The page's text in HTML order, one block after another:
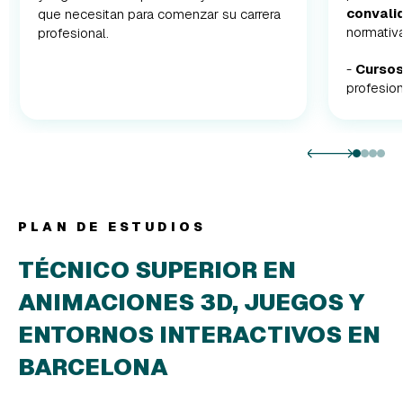
que necesitan para comenzar su carrera
profesional.
-
PLAN DE ESTUDIOS
TÉCNICO SUPERIOR EN
ANIMACIONES 3D, JUEGOS Y
ENTORNOS INTERACTIVOS EN
BARCELONA